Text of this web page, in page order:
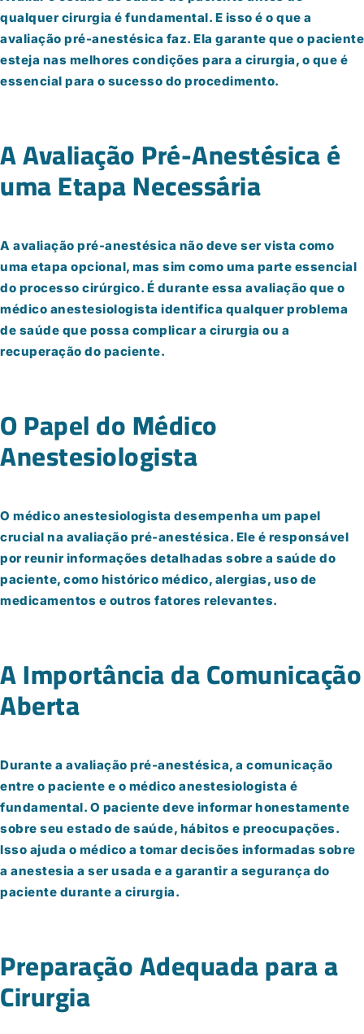
qualquer cirurgia é fundamental. E isso é o que a
avaliação pré-anestésica faz. Ela garante que o paciente
esteja nas melhores condições para a cirurgia, o que é
essencial para o sucesso do procedimento.
A Avaliação Pré-Anestésica é
uma Etapa Necessária
A avaliação pré-anestésica não deve ser vista como
uma etapa opcional, mas sim como uma parte essencial
do processo cirúrgico. É durante essa avaliação que o
médico anestesiologista identifica qualquer problema
de saúde que possa complicar a cirurgia ou a
recuperação do paciente.
O Papel do Médico
Anestesiologista
O médico anestesiologista desempenha um papel
crucial na avaliação pré-anestésica. Ele é responsável
por reunir informações detalhadas sobre a saúde do
paciente, como histórico médico, alergias, uso de
medicamentos e outros fatores relevantes.
A Importância da Comunicação
Aberta
Durante a avaliação pré-anestésica, a comunicação
entre o paciente e o médico anestesiologista é
fundamental. O paciente deve informar honestamente
sobre seu estado de saúde, hábitos e preocupações.
Isso ajuda o médico a tomar decisões informadas sobre
a anestesia a ser usada e a garantir a segurança do
paciente durante a cirurgia.
Preparação Adequada para a
Cirurgia